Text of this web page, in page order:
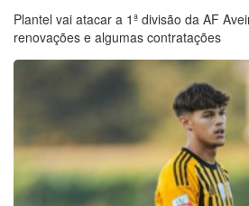
Plantel vai atacar a 1ª divisão da AF
renovações e algumas contratações